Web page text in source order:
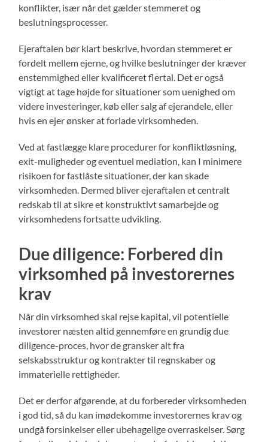
konflikter, især når det gælder stemmeret og
beslutningsprocesser.
Ejeraftalen bør klart beskrive, hvordan stemmeret er
fordelt mellem ejerne, og hvilke beslutninger der kræver
enstemmighed eller kvalificeret flertal. Det er også
vigtigt at tage højde for situationer som uenighed om
videre investeringer, køb eller salg af ejerandele, eller
hvis en ejer ønsker at forlade virksomheden.
Ved at fastlægge klare procedurer for konfliktløsning,
exit-muligheder og eventuel mediation, kan I minimere
risikoen for fastlåste situationer, der kan skade
virksomheden. Dermed bliver ejeraftalen et centralt
redskab til at sikre et konstruktivt samarbejde og
virksomhedens fortsatte udvikling.
Due diligence: Forbered din
virksomhed på investorernes
krav
Når din virksomhed skal rejse kapital, vil potentielle
investorer næsten altid gennemføre en grundig due
diligence-proces, hvor de gransker alt fra
selskabsstruktur og kontrakter til regnskaber og
immaterielle rettigheder.
Det er derfor afgørende, at du forbereder virksomheden
i god tid, så du kan imødekomme investorernes krav og
undgå forsinkelser eller ubehagelige overraskelser. Sørg